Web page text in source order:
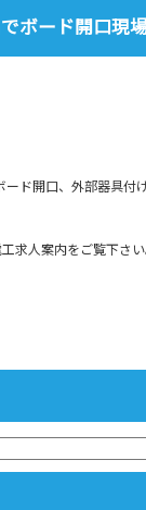
ボード開口現
ード開口、外部器具付
求人案内をご覧下さい